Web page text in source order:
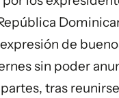
de
sin poder
tras